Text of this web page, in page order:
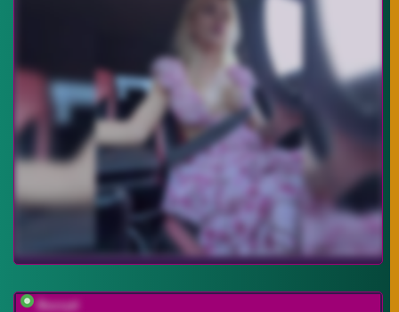
Buzzyd